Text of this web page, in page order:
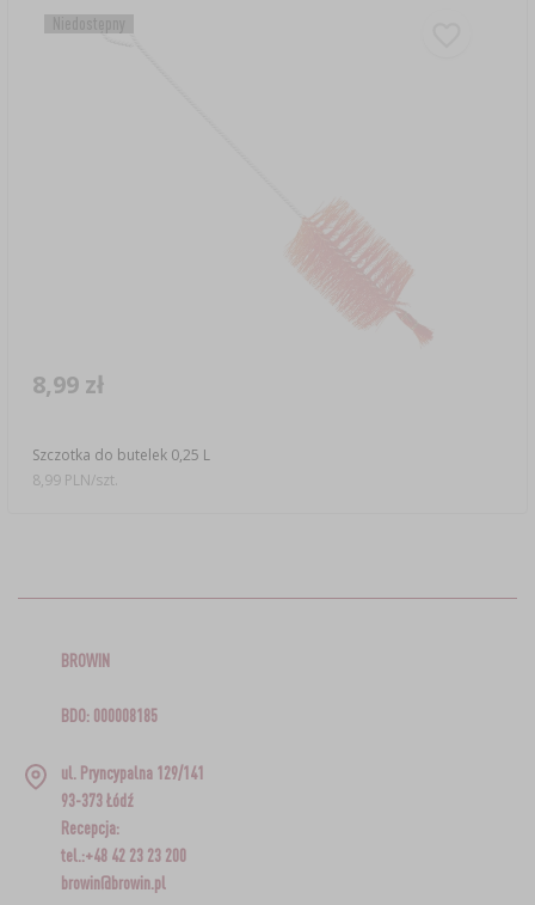
Szczotka do butelek 0,25 L
8,99 zł
8,99 PLN/szt.
BROWIN
BDO: 000008185
ul. Pryncypalna 129/141
93-373 Łódź
Recepcja:
tel.:+48 42 23 23 200
browin@browin.pl